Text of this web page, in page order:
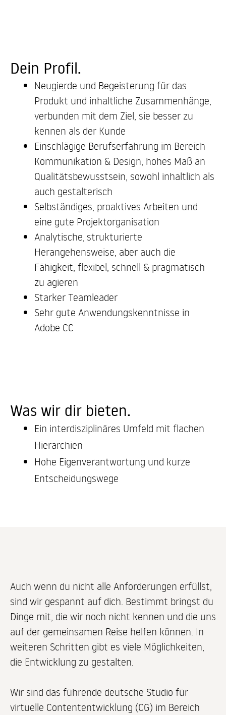
Dein Profil.
Neugierde und Begeisterung für das
Produkt und inhaltliche Zusammenhänge,
verbunden mit dem Ziel, sie besser zu
kennen als der Kunde
Einschlägige Berufserfahrung im Bereich
Kommunikation & Design, hohes Maß an
Qualitätsbewusstsein, sowohl inhaltlich als
auch gestalterisch
Selbständiges, proaktives Arbeiten und
eine gute Projektorganisation
Analytische, strukturierte
Herangehensweise, aber auch die
Fähigkeit, flexibel, schnell & pragmatisch
zu agieren
Starker Teamleader
Sehr gute Anwendungskenntnisse in
Adobe CC
Was wir dir bieten.
Ein interdisziplinäres Umfeld mit flachen
Hierarchien
Hohe Eigenverantwortung und kurze
Entscheidungswege
Auch wenn du nicht alle Anforderungen erfüllst,
sind wir gespannt auf dich. Bestimmt bringst du
Dinge mit, die wir noch nicht kennen und die uns
auf der gemeinsamen Reise helfen können. In
weiteren Schritten gibt es viele Möglichkeiten,
die Entwicklung zu gestalten.
Wir sind das führende deutsche Studio für
virtuelle Contententwicklung (CG) im Bereich